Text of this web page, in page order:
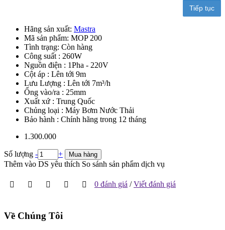
Tiếp tục
Hãng sản xuất: Mastra
Mã sản phẩm: MOP 200
Tình trạng: Còn hàng
Công suất : 260W
Nguồn điện : 1Pha - 220V
Cột áp : Lên tới 9m
Lưu Lượng : Lên tới 7m³/h
Ống vào/ra : 25mm
Xuất xứ : Trung Quốc
Chủng loại : Máy Bơm Nước Thải
Bảo hành : Chính hãng trong 12 tháng
1.300.000
Số lượng - + Mua hàng
Thêm vào DS yêu thích So sánh sản phẩm dịch vụ
0 đánh giá /Viết đánh giá
Về Chúng Tôi